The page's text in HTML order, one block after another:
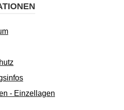
- Einzellagen